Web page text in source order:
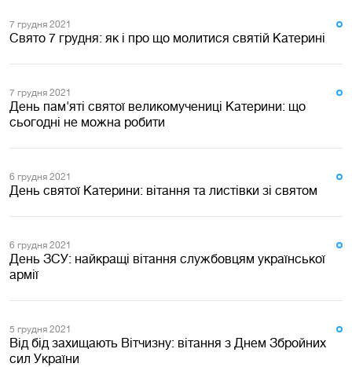
7 грудня 2021
Свято 7 грудня: як і про що молитися святій Катерині
7 грудня 2021
День пам'яті святої великомучениці Катерини: що
сьогодні не можна робити
6 грудня 2021
День святої Катерини: вітання та листівки зі святом
6 грудня 2021
День ЗСУ: найкращі вітання службовцям української
армії
5 грудня 2021
Від бід захищають Вітчизну: вітання з Днем Збройних
сил України